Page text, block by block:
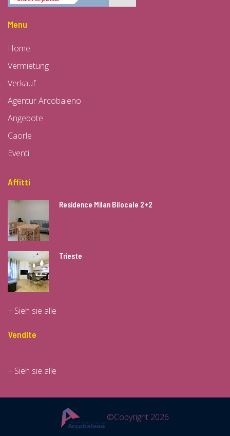
Menu
Home
Vermietung
Verkauf
Agentur Arcobaleno
Angebote
Caorle
Eventi
Affitti
Residence Milan Bilocale 2+2
Trieste
+ Sieh sie alle
Vendite
+ Sieh sie alle
©Copyright 2026